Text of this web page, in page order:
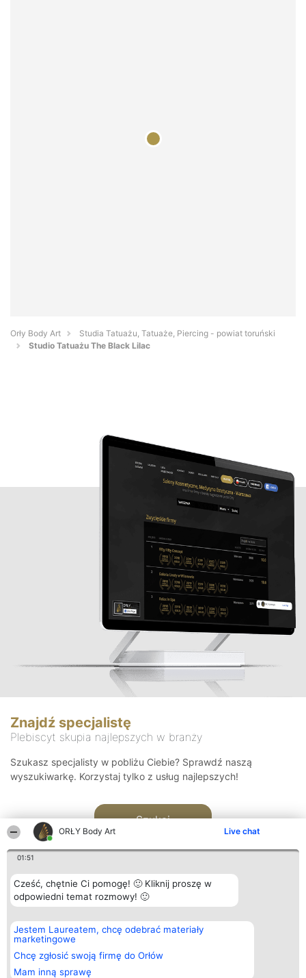
ORŁY Body Art Live chat
01:51
Cześć, chętnie Ci pomogę! 🙂 Kliknij proszę w
odpowiedni temat rozmowy! 🙂
Jestem Laureatem, chcę odebrać materiały
marketingowe
Chcę zgłosić swoją firmę do Orłów
Mam inną sprawę
Orły Body Art
Studia Tatuażu, Tatuaże, Piercing - powiat toruński
Studio Tatuażu The Black Lilac
Znajdź specjalistę
Plebiscyt skupia najlepszych w branży
Szukasz specjalisty w pobliżu Ciebie? Sprawdź naszą
wyszukiwarkę. Korzystaj tylko z usług najlepszych!
Szukaj
Organizator plebiscytu
Bright Side Solutions sp. z o.
o. sp. k.
ul. Ruska 22
Wrocław 50-079
KRS 0000749100 | Regon
Plebiscyt
Laureaci
wszystkich
Laureatów
Kontakt
Kontakt